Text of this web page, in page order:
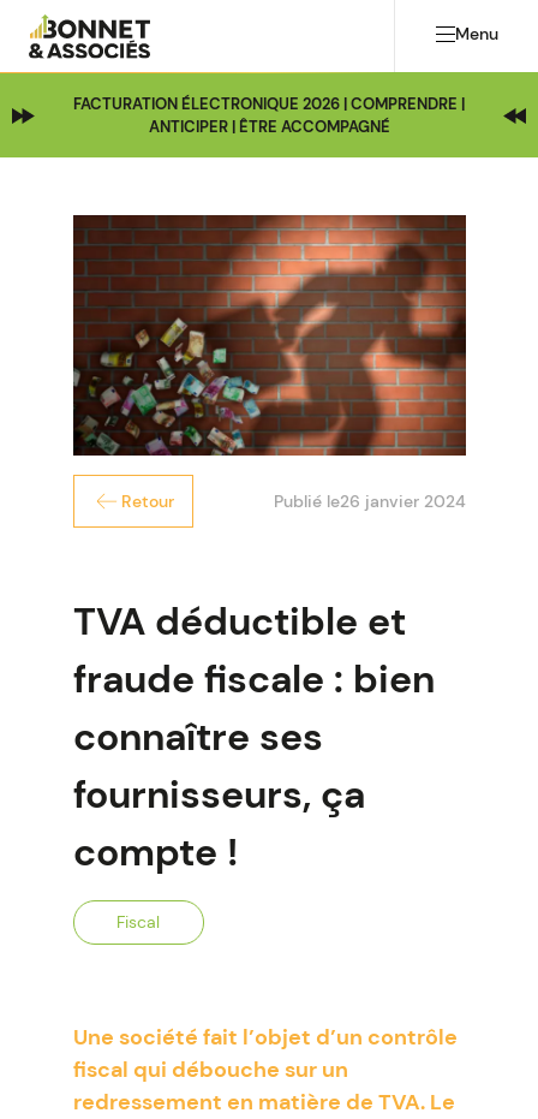
Menu
FACTURATION ÉLECTRONIQUE 2026 | COMPRENDRE |
ANTICIPER | ÊTRE ACCOMPAGNÉ
Retour Publié le26 janvier 2024
TVA déductible et
fraude fiscale : bien
connaître ses
fournisseurs, ça
compte !
Fiscal
Une société fait l’objet d’un contrôle
fiscal qui débouche sur un
redressement en matière de TVA. Le